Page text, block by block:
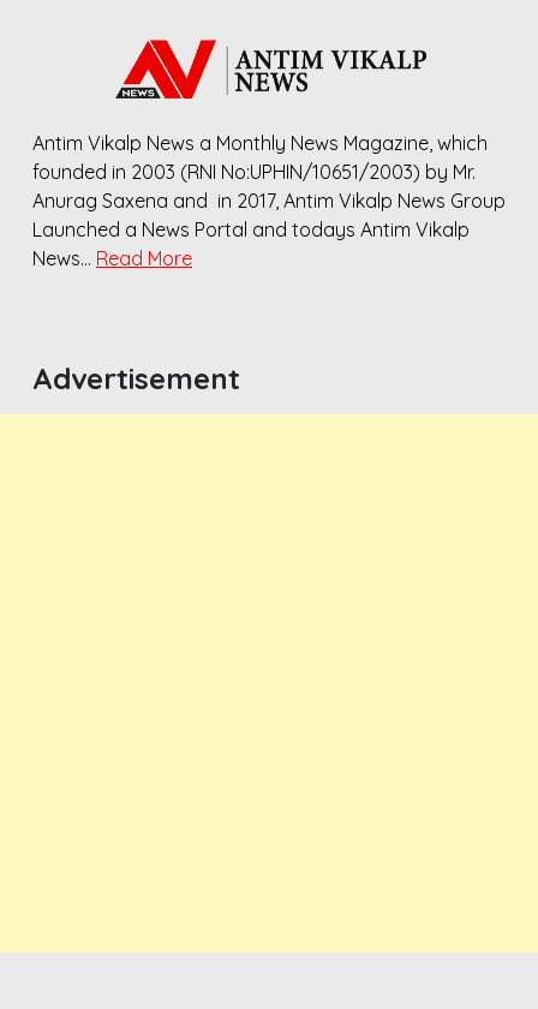
Antim Vikalp News a Monthly News Magazine, which
founded in 2003 (RNI No:UPHIN/10651/2003) by Mr.
Anurag Saxena and in 2017, Antim Vikalp News Group
Launched a News Portal and todays Antim Vikalp
News… Read More
Advertisement